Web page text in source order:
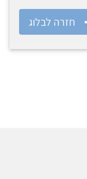
חזרה לבלוג